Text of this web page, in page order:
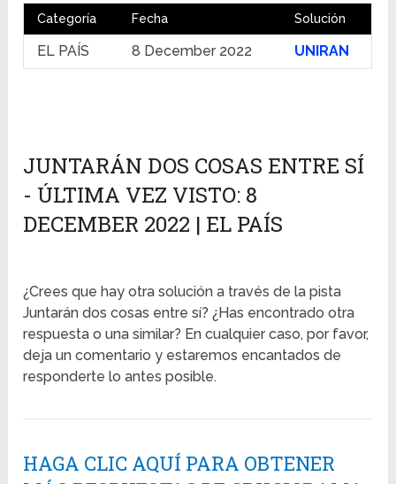
Categoría Fecha Solución
EL PAÍS 8 December 2022 UNIRAN
JUNTARÁN DOS COSAS ENTRE SÍ
- ÚLTIMA VEZ VISTO: 8
DECEMBER 2022 | EL PAÍS
¿Crees que hay otra solución a través de la pista
Juntarán dos cosas entre sí? ¿Has encontrado otra
respuesta o una similar? En cualquier caso, por favor,
deja un comentario y estaremos encantados de
responderte lo antes posible.
HAGA CLIC AQUÍ PARA OBTENER